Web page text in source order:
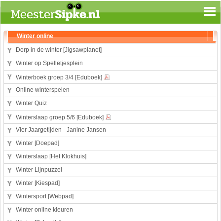
Spelen en leren
Aardrijkskunde
Biologie
Engels
Geloof
Geschiedenis
Internetopdrachten
Kinder-/Jeugdboeken
Kunst en Cultuur
Muziek
Rekenen
Sport
Taal en lezen
Techniek
Winter online
Dorp in de winter [Jigsawplanet]
Winter op Spelletjesplein
Winterboek groep 3/4 [Eduboek]
Online winterspelen
Winter Quiz
Winterslaap groep 5/6 [Eduboek]
Vier Jaargetijden - Janine Jansen
Winter [Doepad]
Winterslaap [Het Klokhuis]
Winter Lijnpuzzel
Winter [Kiespad]
Wintersport [Webpad]
Winter online kleuren